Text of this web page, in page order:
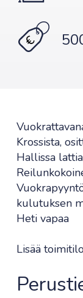
Krossista,
Hallissa
kulutuksen
Heti vapaa
Lisää